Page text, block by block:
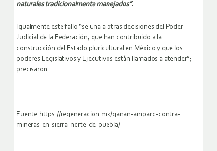
naturales tradicionalmente manejados”.
Igualmente este fallo “se una a otras decisiones del Poder
Judicial de la Federación, que han contribuido a la
construcción del Estado pluricultural en México y que los
poderes Legislativos y Ejecutivos están llamados a atender”;
precisaron.
Fuente:https://regeneracion.mx/ganan-amparo-contra-
mineras-en-sierra-norte-de-puebla/